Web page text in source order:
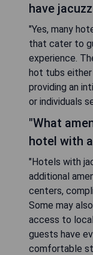
have
"Yes, many
that cater to
experience.
hot tubs either
providing an
or individuals
"What
hotel with
"Hotels with
additional
centers,
Some may
access to
guests have
comfortable